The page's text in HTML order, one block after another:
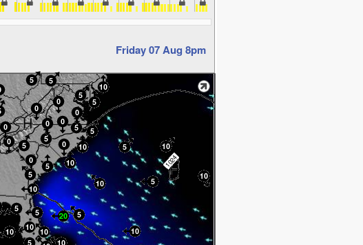
Friday 07 Aug 8pm